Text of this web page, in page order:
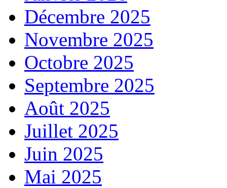
Décembre 2025
Novembre 2025
Octobre 2025
Septembre 2025
Août 2025
Juillet 2025
Juin 2025
Mai 2025